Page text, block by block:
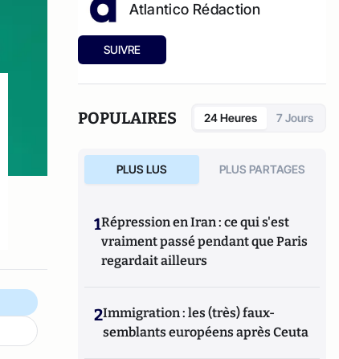
Atlantico Rédaction
SUIVRE
POPULAIRES 24 Heures 7 Jours
PLUS LUS PLUS PARTAGES
1Répression en Iran : ce qui s'est
vraiment passé pendant que Paris
regardait ailleurs
2Immigration : les (très) faux-
semblants européens après Ceuta